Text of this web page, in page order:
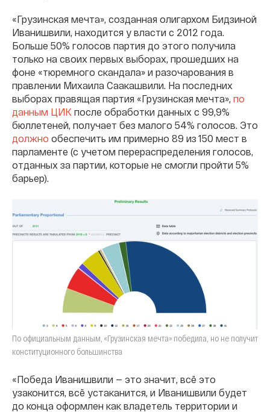
«Грузинская мечта», созданная олигархом Бидзиной
Иванишвили, находится у власти с 2012 года.
Больше 50% голосов партия до этого получила
только на своих первых выборах, прошедших на
фоне «тюремного скандала» и разочарования в
правлении Михаила Саакашвили. На последних
выборах правящая партия «Грузинская мечта», по
данным ЦИК после обработки данных с 99,9%
бюллетеней, получает без малого 54% голосов. Это
должно обеспечить им примерно 89 из 150 мест в
парламенте (с учетом перераспределения голосов,
отданных за партии, которые не смогли пройти 5%
барьер).
По официальным данным, «Грузинская мечта» победила, но не получит
конституционного большинства
«Победа Иванишвили — это значит, всё это
узаконится, всё устаканится, и Иванишвили будет
до конца оформлен как владетель территории и